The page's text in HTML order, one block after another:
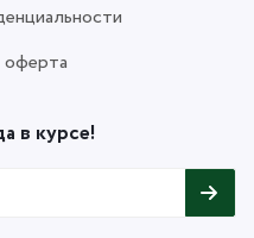
оферта
в курсе!